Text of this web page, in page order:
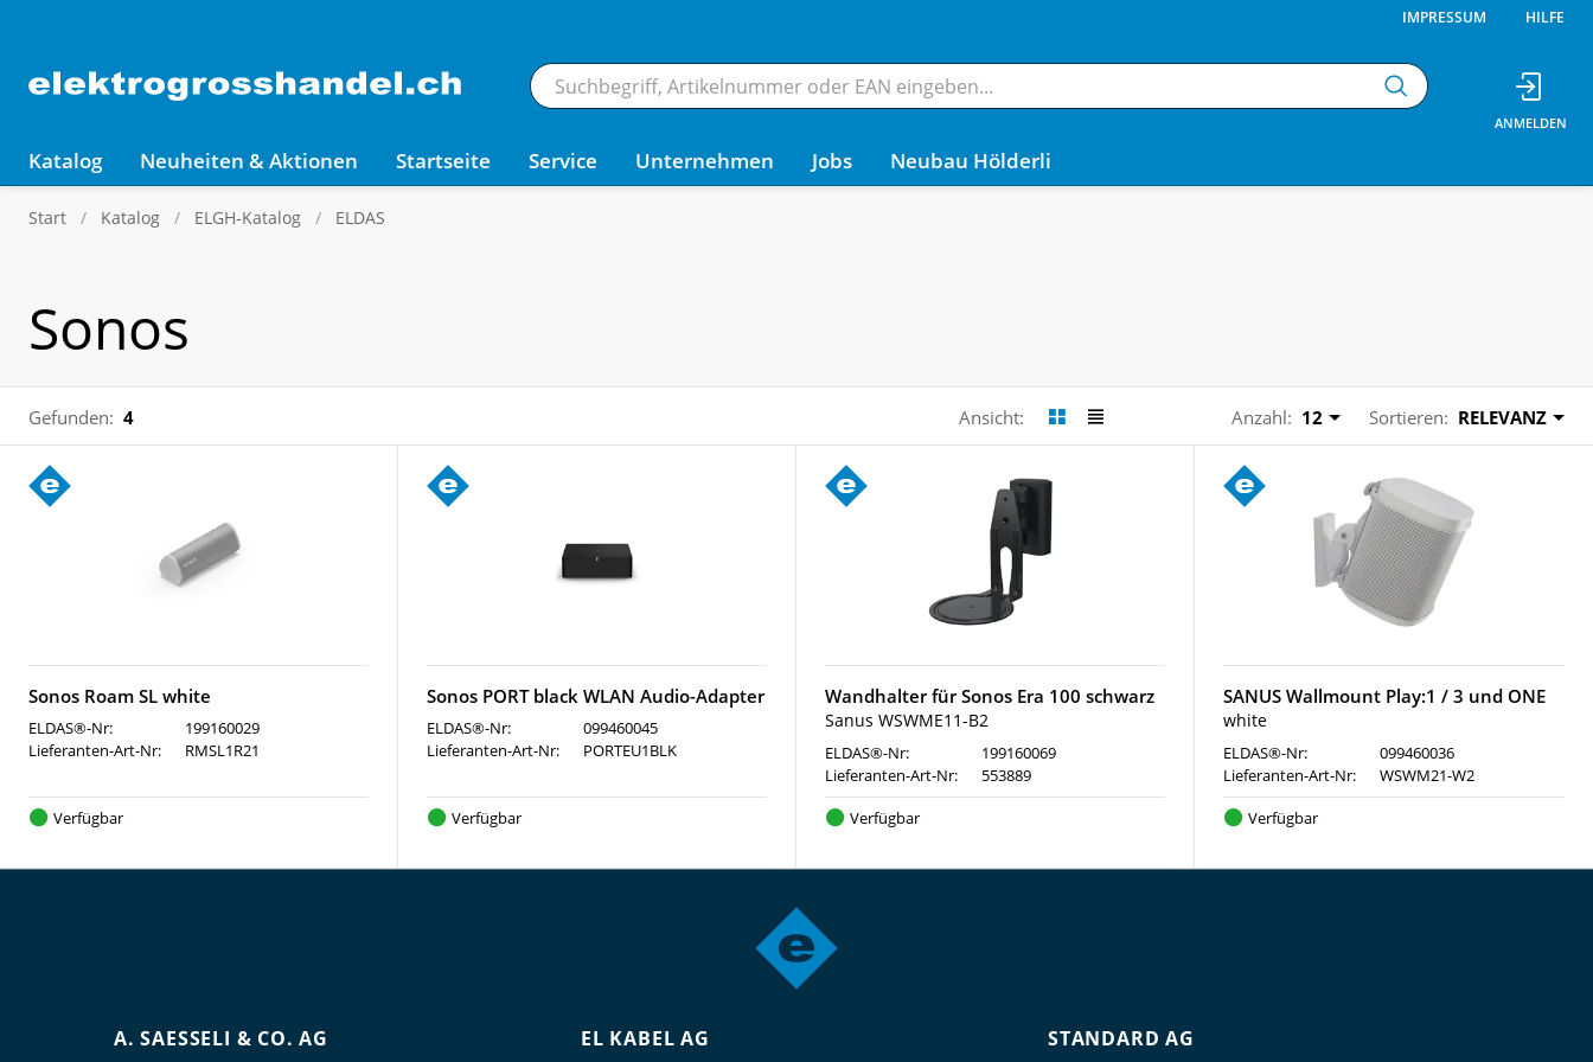
IMPRESSUM HILFE
Katalog Neuheiten & Aktionen Startseite Service Unternehmen Jobs Neubau Hölderli
Start Katalog ELGH-Katalog ELDAS
Sonos
Gefunden: 4 Ansicht: Anzahl: 12 Sortieren: RELEVANZ
Sonos Roam SL white
ELDAS®-Nr:
199160029
Lieferanten-Art-Nr:
RMSL1R21
Verfügbar
Sonos PORT black WLAN Audio-Adapter
ELDAS®-Nr:
099460045
Lieferanten-Art-Nr:
PORTEU1BLK
Verfügbar
Wandhalter für Sonos Era 100 schwarz
Sanus WSWME11-B2
ELDAS®-Nr:
199160069
Lieferanten-Art-Nr:
553889
Verfügbar
SANUS Wallmount Play:1 / 3 und ONE
white
ELDAS®-Nr:
099460036
Lieferanten-Art-Nr:
WSWM21-W2
Verfügbar
A. SAESSELI & CO. AG EL KABEL AG STANDARD AG